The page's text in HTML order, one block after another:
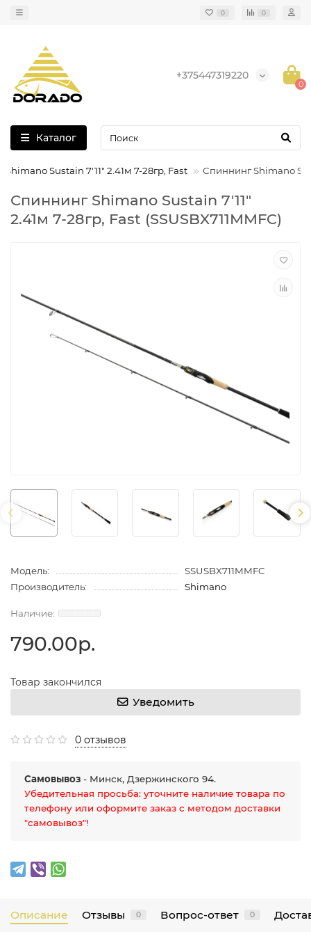
0 0
+375447319220
0
Каталог
Sustain 7'11" 2.41м 7-28гр, Fast Спиннинг Shimano
Спиннинг Shimano Sustain 7'11"
2.41м 7-28гр, Fast (SSUSBX711MMFC)
Модель:
SSUSBX711MMFC
Производитель:
Shimano
790.00р.
Товар закончился
Уведомить
0 отзывов
Самовывоз - Минск, Дзержинского 94.
Убедительная просьба: уточните наличие товара по
телефону или оформите заказ с методом доставки
"самовывоз"!
Описание Отзывы 0 Вопрос-ответ 0